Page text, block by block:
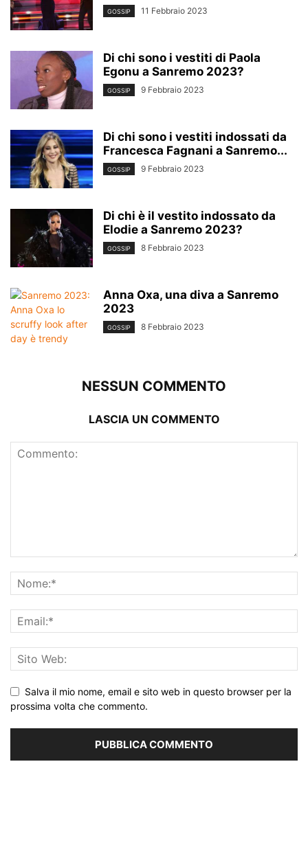
GOSSIP 11 Febbraio 2023
Di chi sono i vestiti di Paola
Egonu a Sanremo 2023?
GOSSIP 9 Febbraio 2023
Di chi sono i vestiti indossati da
Francesca Fagnani a Sanremo...
GOSSIP 9 Febbraio 2023
Di chi è il vestito indossato da
Elodie a Sanremo 2023?
GOSSIP 8 Febbraio 2023
Anna Oxa, una diva a Sanremo
2023
GOSSIP 8 Febbraio 2023
NESSUN COMMENTO
LASCIA UN COMMENTO
Salva il mio nome, email e sito web in questo browser per la
prossima volta che commento.